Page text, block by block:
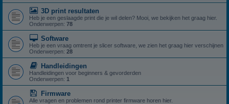
3D print resultaten
Heb je een geslaagde print die je wil delen? Mooi, we bekijken het graag hier.
Onderwerpen: 78
Software
Heb je een vraag omtrent je slicer software, we zien het graag hier verschijnen
Onderwerpen: 28
Handleidingen
Handleidingen voor beginners & gevorderden
Onderwerpen: 1
Firmware
Alle vragen en problemen rond printer firmware horen hier.